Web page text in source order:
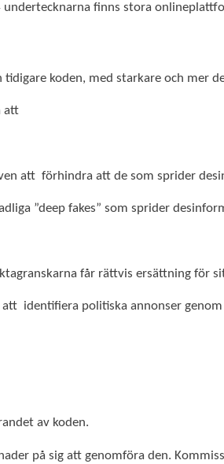
finns stora
koden, med starkare och mer
att
att förhindra att de som sprider
”deep fakes” som sprider
får rättvis ersättning för
identifiera politiska annonser
av koden.
på sig att genomföra den.